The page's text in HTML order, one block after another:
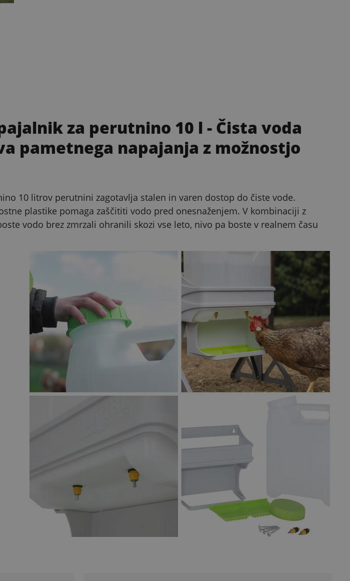
za perutnino 10 l - Čista voda
pametnega napajanja z možnostjo
10 litrov perutnini zagotavlja stalen in varen dostop do čiste vode.
plastike pomaga zaščititi vodo pred onesnaženjem. V kombinaciji z
vodo brez zmrzali ohranili skozi vse leto, nivo pa boste v realnem času